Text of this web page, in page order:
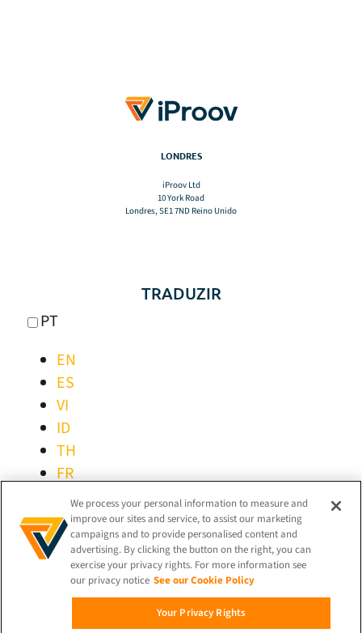
LONDRES
iProov Ltd
10 York Road
Londres, SE1 7ND Reino Unido
TRADUZIR
PT
EN
ES
VI
ID
TH
FR
DE
PT-BR
MANTER-SE LIGADO!
We process your personal information to measure and
improve our sites and service, to assist our marketing
campaigns and to provide personalised content and
advertising. By clicking the button on the right, you can
exercise your privacy rights. For more information see
our privacy notice See our Cookie Policy
Your Privacy Rights